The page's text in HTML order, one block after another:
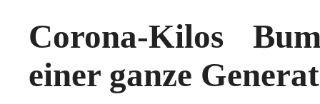
Corona-Kilos
einer ganze